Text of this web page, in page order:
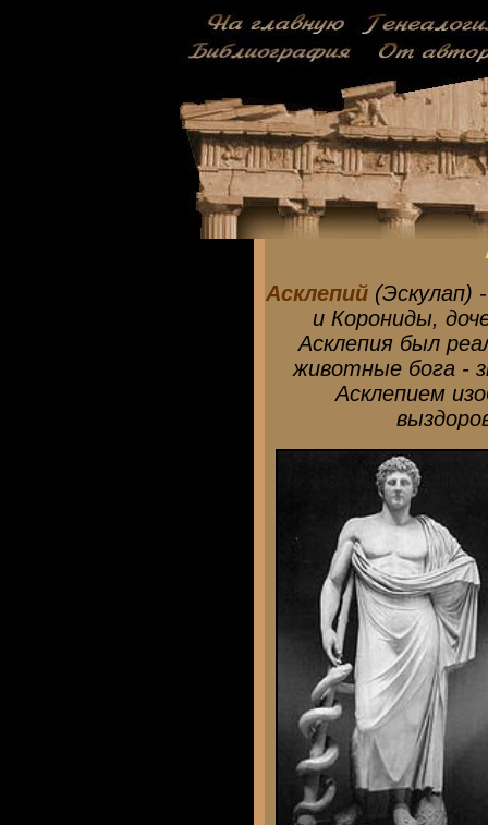
Асклепий(Эскулап)
и Корониды,
Асклепия был
животные бога -
Асклепием